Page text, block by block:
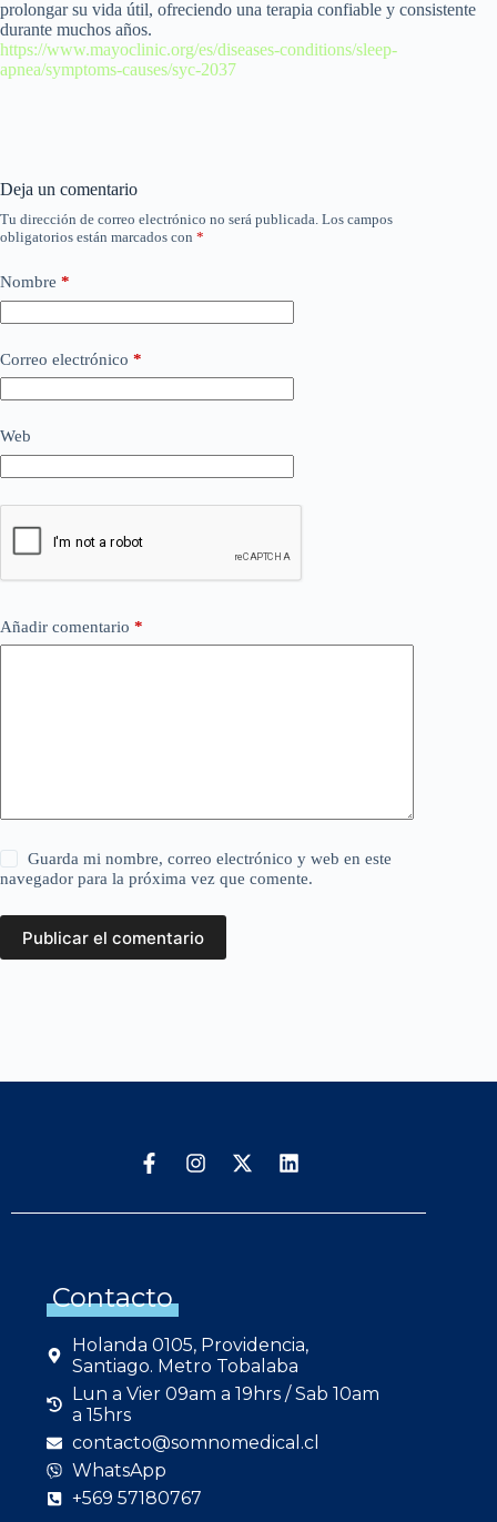
prolongar su vida útil, ofreciendo una terapia confiable y consistente
durante muchos años.
https://www.mayoclinic.org/es/diseases-conditions/sleep-
apnea/symptoms-causes/syc-2037
Deja un comentario
Tu dirección de correo electrónico no será publicada. Los campos
obligatorios están marcados con *
Nombre *
Correo electrónico *
Web
Añadir comentario *
Guarda mi nombre, correo electrónico y web en este
navegador para la próxima vez que comente.
Publicar el comentario
Contacto
Holanda 0105, Providencia,
Santiago. Metro Tobalaba
Lun a Vier 09am a 19hrs / Sab 10am
a 15hrs
contacto@somnomedical.cl
WhatsApp
+569 57180767